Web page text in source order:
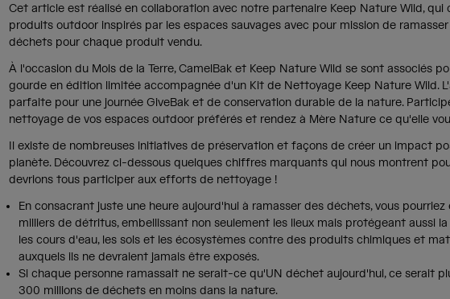
Cet article est réalisé en collaboration avec notre partenaire Keep Nature Wild, qui
produits outdoor inspirés par les espaces sauvages avec pour mission de
déchets pour chaque produit vendu.
À l'occasion du Mois de la Terre, CamelBak et Keep Nature Wild se sont associés
gourde en édition limitée accompagnée d'un Kit de Nettoyage Keep Nature Wild.
parfaite pour une journée GiveBak et de conservation durable de la nature.
nettoyage de vos espaces outdoor préférés et rendez à Mère Nature ce qu'elle
Il existe de nombreuses initiatives de préservation et façons de créer un impact
planète. Découvrez ci-dessous quelques chiffres marquants qui nous montrent
devrions tous participer aux efforts de nettoyage !
En consacrant juste une heure aujourd'hui à ramasser des déchets, vous pourriez
milliers de détritus, embellissant non seulement les lieux mais protégeant aussi la
les cours d'eau, les sols et les écosystèmes contre des produits chimiques et
auxquels ils ne devraient jamais être exposés.
Si chaque personne ramassait ne serait-ce qu'UN déchet aujourd'hui, ce serait
300 millions de déchets en moins dans la nature.